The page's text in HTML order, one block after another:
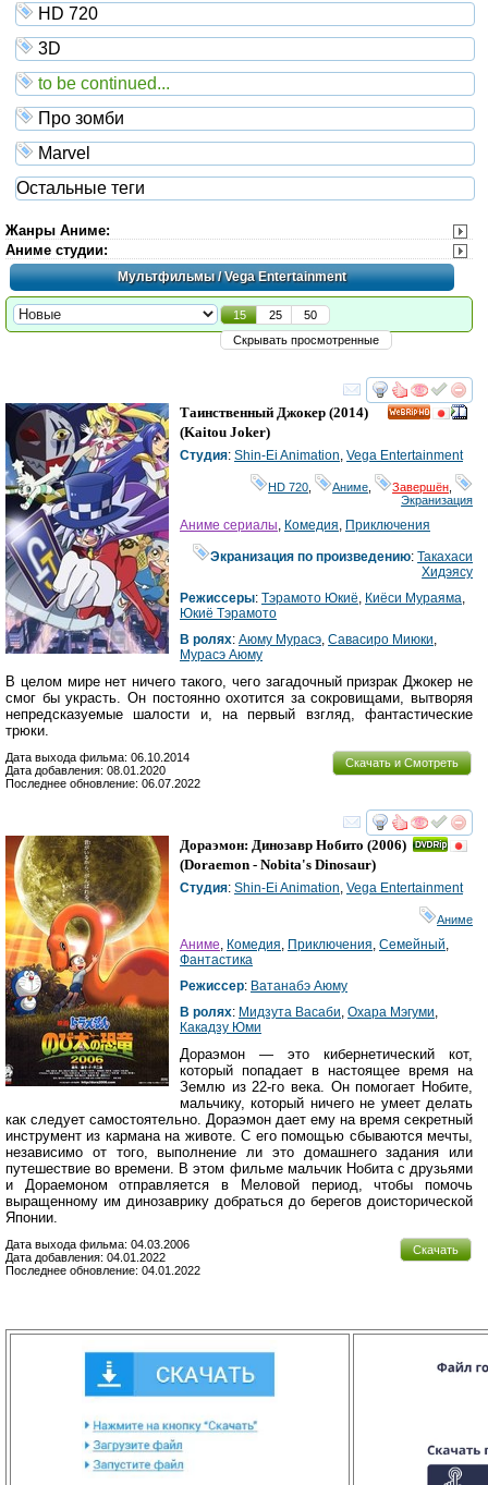
HD 720
3D
to be continued...
Про зомби
Marvel
Остальные теги
Жанры Аниме:
Аниме студии:
Мультфильмы/ Vega Entertainment
15 25
50
Скрывать просмотренные
смотреть
Таинственный Джокер (2014)
(Kaitou Joker)
Студия: Shin-Ei Animation, Vega Entertainment
HD 720 Аниме Завершён
Экранизация
Аниме сериалы, Комедия, Приключения
Экранизация по произведению:Такахаси
Хидэясу
Режиссеры: Тэрамото Юкиё, Киёси Мураяма,
Юкиё Тэрамото
В ролях: Аюму Мурасэ, Савасиро Миюки,
Мурасэ Аюму
В целом мире нет ничего такого, чего загадочный призрак Джокер не
смог бы украсть. Он постоянно охотится за сокровищами, вытворяя
непредсказуемые шалости и, на первый взгляд, фантастические
трюки.
Скачать и Смотреть
Дата выхода фильма: 06.10.2014
Дата добавления: 08.01.2020
Последнее обновление: 06.07.2022
смотреть
Дораэмон: Динозавр Нобито (2006)
(Doraemon - Nobita's Dinosaur)
Студия: Shin-Ei Animation Vega Entertainment
Аниме
Аниме Комедия Приключения Семейный
Фантастика
Режиссер: Ватанабэ Аюму
В ролях: Мидзута Васаби Охара Мэгуми
Какадзу Юми
Дораэмон — это кибернетический кот,
который попадает в настоящее время на
Землю из 22-го века. Он помогает Нобите,
мальчику, который ничего не умеет делать
как следует самостоятельно. Дораэмон дает ему на время секретный
инструмент из кармана на животе. С его помощью сбываются мечты,
независимо от того, выполнение ли это домашнего задания или
путешествие во времени. В этом фильме мальчик Нобита с друзьями
и Дораемоном отправляется в Меловой период, чтобы помочь
выращенному им динозаврику добраться до берегов доисторической
Японии.
Скачать
Дата выхода фильма: 04.03.2006
Дата добавления: 04.01.2022
Последнее обновление: 04.01.2022